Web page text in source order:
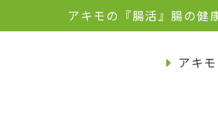
アキモの『腸活』腸の健
アキ